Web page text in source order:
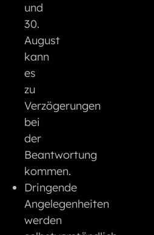
und
30.
August
kann
es
zu
Verzögerungen
bei
der
Beantwortung
kommen.
Dringende
Angelegenheiten
werden